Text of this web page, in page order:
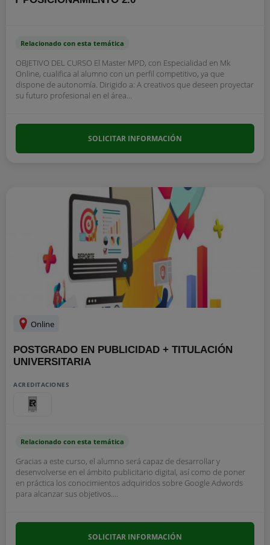
Relacionado con esta temática
OBJETIVO DEL CURSO El Master MPD, con Especialidad en Mk
Online, cualifica al alumno con un perfil competitivo, ya que
dispone de autonomía. Dirigido a: A creativos que deseen proyectar
su futuro profesional en el área...
SOLICITAR INFORMACIÓN
Online
POSTGRADO EN PUBLICIDAD + TITULACIÓN
UNIVERSITARIA
ACREDITACIONES
Relacionado con esta temática
Gracias a este curso, el alumno será capaz de desarrollar y
desenvolverse en el ámbito publicitario digital, así como de poner
en práctica los conocimientos adquiridos sobre Google Adwords
para alcanzar sus objetivos....
SOLICITAR INFORMACIÓN